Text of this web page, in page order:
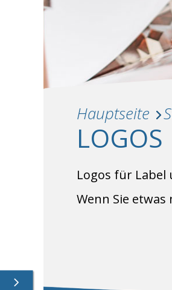
Hauptseite
LOGOS
Logos für Label
Wenn Sie